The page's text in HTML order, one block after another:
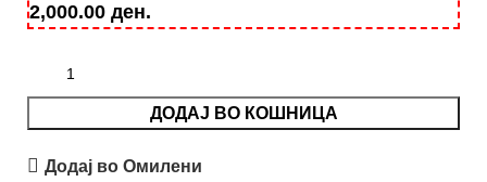
2,000.00 ден.
ДОДАЈ ВО КОШНИЦА
Додај во Омилени